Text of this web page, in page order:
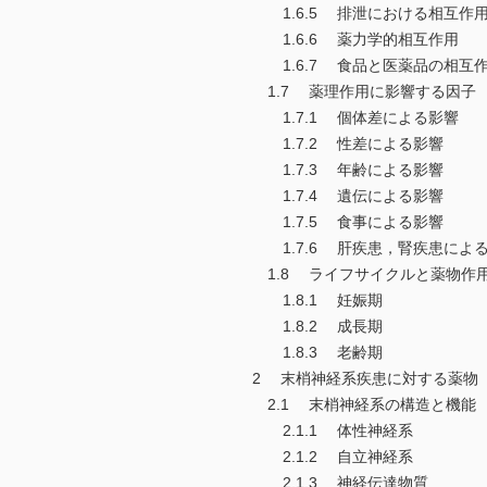
1.6.5 排泄における相互作用
1.6.6 薬力学的相互作用
1.6.7 食品と医薬品の相互
1.7 薬理作用に影響する因子
1.7.1 個体差による影響
1.7.2 性差による影響
1.7.3 年齢による影響
1.7.4 遺伝による影響
1.7.5 食事による影響
1.7.6 肝疾患，腎疾患によ
1.8 ライフサイクルと薬物作
1.8.1 妊娠期
1.8.2 成長期
1.8.3 老齢期
2 末梢神経系疾患に対する薬物
2.1 末梢神経系の構造と機能
2.1.1 体性神経系
2.1.2 自立神経系
2.1.3 神経伝達物質